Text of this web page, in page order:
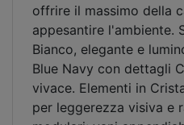
offrire il massimo della
appesantire l'ambiente.
Bianco, elegante e
Blue Navy con dettagli
vivace. Elementi in
per leggerezza visiva e